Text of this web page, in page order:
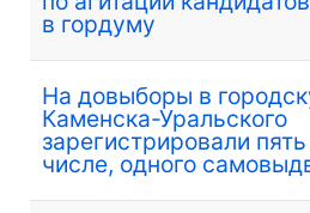
в гордуму
На довыборы в
Каменска-Уральского
зарегистрировали
числе, одного